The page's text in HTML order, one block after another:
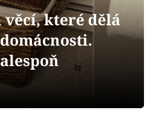
věcí, které dělá